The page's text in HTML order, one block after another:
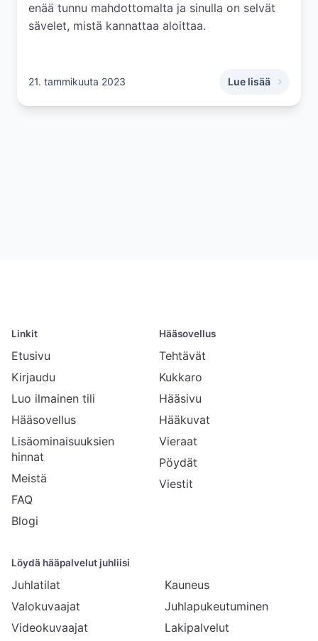
enää tunnu mahdottomalta ja sinulla on selvät
sävelet, mistä kannattaa aloittaa.
21. tammikuuta 2023 Lue lisää
,Mistä löytää
Linkit
Etusivu
Kirjaudu
Luo ilmainen tili
Hääsovellus
Lisäominaisuuksien
hinnat
Meistä
FAQ
Blogi
Hääsovellus
Tehtävät
Kukkaro
Hääsivu
Hääkuvat
Vieraat
Pöydät
Viestit
Löydä hääpalvelut juhliisi
Juhlatilat
Valokuvaajat
Videokuvaajat
Kauneus
Juhlapukeutuminen
Lakipalvelut